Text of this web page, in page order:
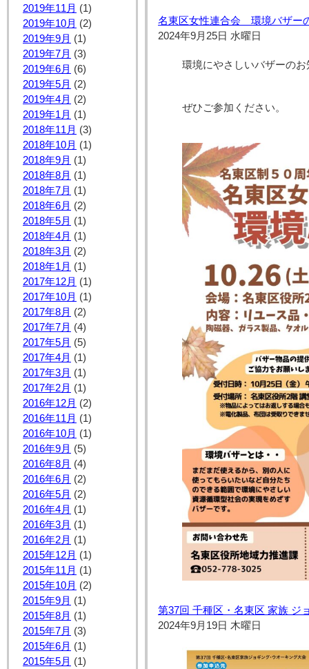
2019年11月 (1)
2019年10月 (2)
2019年9月 (1)
2019年7月 (3)
2019年6月 (6)
2019年5月 (2)
2019年4月 (2)
2019年1月 (1)
2018年11月 (3)
2018年10月 (1)
2018年9月 (1)
2018年8月 (1)
2018年7月 (1)
2018年6月 (2)
2018年5月 (1)
2018年4月 (1)
2018年3月 (2)
2018年1月 (1)
2017年12月 (1)
2017年10月 (1)
2017年8月 (2)
2017年7月 (4)
2017年5月 (5)
2017年4月 (1)
2017年3月 (1)
2017年2月 (1)
2016年12月 (2)
2016年11月 (1)
2016年10月 (1)
2016年9月 (5)
2016年8月 (4)
2016年6月 (2)
2016年5月 (2)
2016年4月 (1)
2016年3月 (1)
2016年2月 (1)
2015年12月 (1)
2015年11月 (1)
2015年10月 (2)
2015年9月 (1)
2015年8月 (1)
2015年7月 (3)
2015年6月 (1)
2015年5月 (1)
名東区女性連合会 環境バザー
2024年9月25日 水曜日
環境にやさしいバザーの
ぜひご参加ください。
第37回 千種区・名東区 家族 ジ
2024年9月19日 木曜日